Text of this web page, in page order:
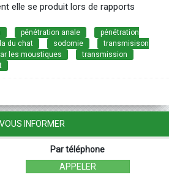
elle se produit lors de rapports
pénétration anale
pénétration
du chat sodomie
transmisison
les moustiques
transmission
VOUS INFORMER
Par téléphone
APPELER